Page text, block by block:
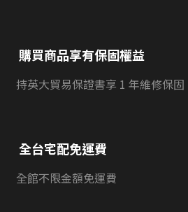
購買商品享有保固權益
持英大貿易保證書享 1 年維修保固
全台宅配免運費
全館不限金額免運費